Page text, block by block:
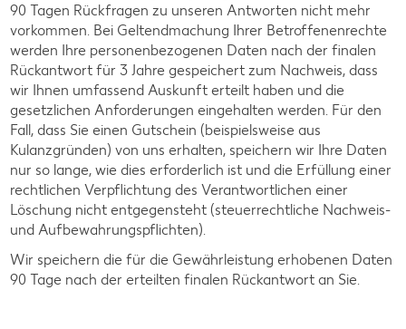
90 Tagen Rückfragen zu unseren Antworten nicht mehr
vorkommen. Bei Geltendmachung Ihrer Betroffenenrechte
werden Ihre personenbezogenen Daten nach der finalen
Rückantwort für 3 Jahre gespeichert zum Nachweis, dass
wir Ihnen umfassend Auskunft erteilt haben und die
gesetzlichen Anforderungen eingehalten werden. Für den
Fall, dass Sie einen Gutschein (beispielsweise aus
Kulanzgründen) von uns erhalten, speichern wir Ihre Daten
nur so lange, wie dies erforderlich ist und die Erfüllung einer
rechtlichen Verpflichtung des Verantwortlichen einer
Löschung nicht entgegensteht (steuerrechtliche Nachweis-
und Aufbewahrungspflichten).
Wir speichern die für die Gewährleistung erhobenen Daten
90 Tage nach der erteilten finalen Rückantwort an Sie.